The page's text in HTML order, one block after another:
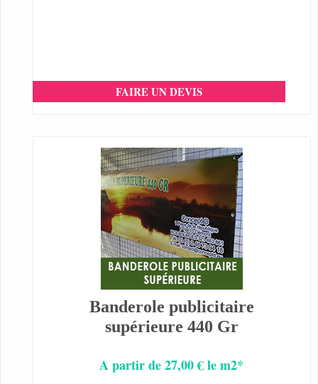
FAIRE UN DEVIS
Banderole publicitaire
supérieure 440 Gr
A partir de 27,00 € le m2*